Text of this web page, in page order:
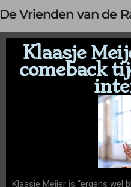
De Vrienden van de
Klaasje
comeback
Klaasje Meijer is “ergens wel